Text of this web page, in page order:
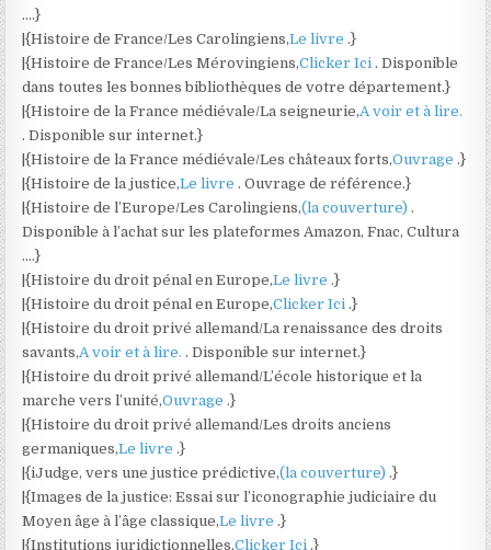
….}
|{Histoire de France/Les Carolingiens,Le livre .}
|{Histoire de France/Les Mérovingiens,Clicker Ici . Disponible
dans toutes les bonnes bibliothèques de votre département.}
|{Histoire de la France médiévale/La seigneurie,A voir et à lire.
. Disponible sur internet.}
|{Histoire de la France médiévale/Les châteaux forts,Ouvrage .}
|{Histoire de la justice,Le livre . Ouvrage de référence.}
|{Histoire de l’Europe/Les Carolingiens,(la couverture) .
Disponible à l’achat sur les plateformes Amazon, Fnac, Cultura
….}
|{Histoire du droit pénal en Europe,Le livre .}
|{Histoire du droit pénal en Europe,Clicker Ici .}
|{Histoire du droit privé allemand/La renaissance des droits
savants,A voir et à lire. . Disponible sur internet.}
|{Histoire du droit privé allemand/L’école historique et la
marche vers l’unité,Ouvrage .}
|{Histoire du droit privé allemand/Les droits anciens
germaniques,Le livre .}
|{iJudge, vers une justice prédictive,(la couverture) .}
|{Images de la justice: Essai sur l’iconographie judiciaire du
Moyen âge à l’âge classique,Le livre .}
|{Institutions juridictionnelles,Clicker Ici .}